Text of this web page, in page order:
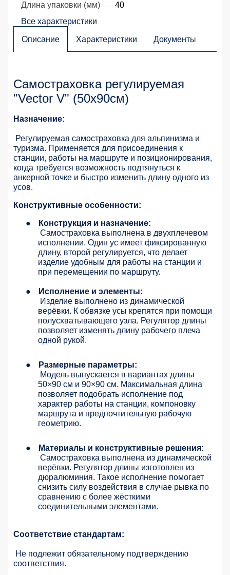
Длина упаковки (мм)
40
Все характеристики
Описание Характеристики Документы
Самостраховка регулируемая
"Vector V" (50х90см)
Назначение:
Регулируемая самостраховка для альпинизма и
туризма. Применяется для присоединения к
станции, работы на маршруте и позиционирования,
когда требуется возможность подтянуться к
анкерной точке и быстро изменить длину одного из
усов.
Конструктивные особенности:
●
Конструкция и назначение:
Самостраховка выполнена в двухплечевом
исполнении. Один ус имеет фиксированную
длину, второй регулируется, что делает
изделие удобным для работы на станции и
при перемещении по маршруту.
●
Исполнение и элементы:
Изделие выполнено из динамической
верёвки. К обвязке усы крепятся при помощи
полусхватывающего узла. Регулятор длины
позволяет изменять длину рабочего плеча
одной рукой.
●
Размерные параметры:
Модель выпускается в вариантах длины
50×90 см и 90×90 см. Максимальная длина
позволяет подобрать исполнение под
характер работы на станции, компоновку
маршрута и предпочтительную рабочую
геометрию.
●
Материалы и конструктивные решения:
Самостраховка выполнена из динамической
верёвки. Регулятор длины изготовлен из
дюралюминия. Такое исполнение помогает
снизить силу воздействия в случае рывка по
сравнению с более жёсткими
соединительными элементами.
Соответствие стандартам:
Не подлежит обязательному подтверждению
соответствия.